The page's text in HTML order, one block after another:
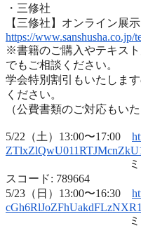
・三修社
【三修社】オンライン展
https://www.sanshusha.co.jp/
※書籍のご購入やテキス
でもご相談ください。
学会特別割引もいたします
ください。
（公費書類の
5/22（土）13:00〜17:00
ミーティング
スコード: 789664
5/23（日）13:00〜16:30
ミーティング